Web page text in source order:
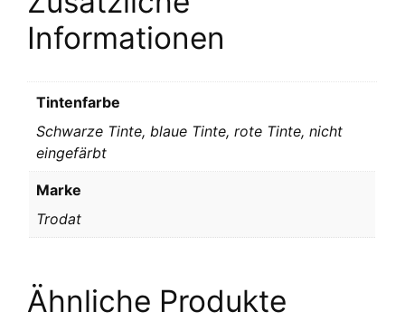
Informationen
Tintenfarbe
Schwarze Tinte, blaue Tinte, rote Tinte, nicht
eingefärbt
Marke
Trodat
Ähnliche Produkte